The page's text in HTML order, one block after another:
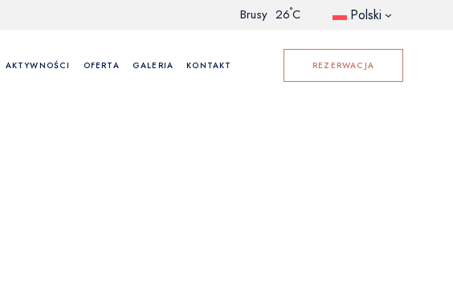
Brusy 26°C Polski
AKTYWNOŚCI OFERTA GALERIA KONTAKT REZERWACJA